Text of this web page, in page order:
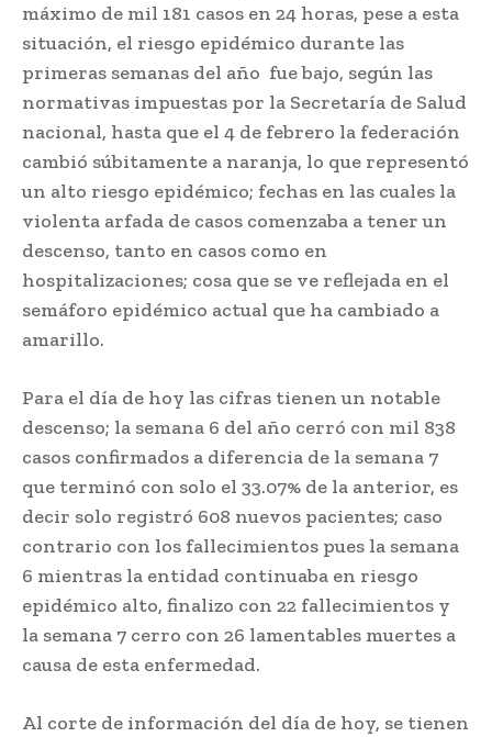
máximo de mil 181 casos en 24 horas, pese a esta
situación, el riesgo epidémico durante las
primeras semanas del año fue bajo, según las
normativas impuestas por la Secretaría de Salud
nacional, hasta que el 4 de febrero la federación
cambió súbitamente a naranja, lo que representó
un alto riesgo epidémico; fechas en las cuales la
violenta arfada de casos comenzaba a tener un
descenso, tanto en casos como en
hospitalizaciones; cosa que se ve reflejada en el
semáforo epidémico actual que ha cambiado a
amarillo.
Para el día de hoy las cifras tienen un notable
descenso; la semana 6 del año cerró con mil 838
casos confirmados a diferencia de la semana 7
que terminó con solo el 33.07% de la anterior, es
decir solo registró 608 nuevos pacientes; caso
contrario con los fallecimientos pues la semana
6 mientras la entidad continuaba en riesgo
epidémico alto, finalizo con 22 fallecimientos y
la semana 7 cerro con 26 lamentables muertes a
causa de esta enfermedad.
Al corte de información del día de hoy, se tienen